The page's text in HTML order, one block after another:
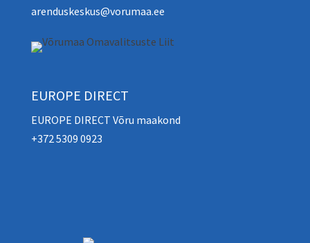
arenduskeskus@vorumaa.ee
EUROPE DIRECT
EUROPE DIRECT Võru maakond
+372 5309 0923